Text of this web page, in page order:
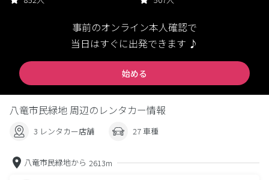
事前のオンライン本人確認で
当日はすぐに出発できます ♪
始める
八竜市民緑地 周辺のレンタカー情報
3 レンタカー店舗 27 車種
八竜市民緑地から 2613m